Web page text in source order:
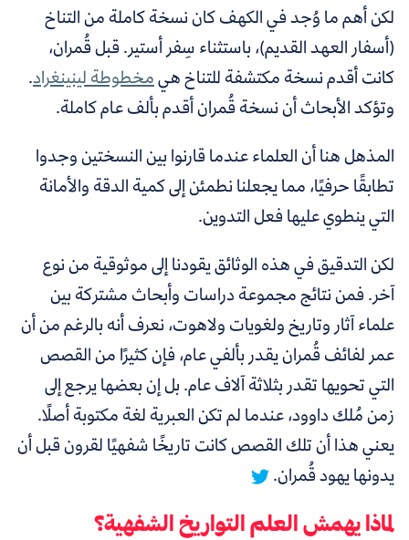
لكن أهم ما وُجد في الكهف كان نسخة كاملة من التناخ
(أسفار العهد القديم)، باستثناء سِفر أستير. قبل قُمران،
كانت أقدم نسخة مكتشفة للتناخ هيمخطوطة لينينغراد.
وتؤكد الأبحاث أن نسخة قُمران أقدم بألف عام كاملة.
المذهل هنا أن العلماء عندما قارنوا بين النسختين وجدوا
تطابقًا حرفيًا، مما يجعلنا نطمئن إلى كمية الدقة والأمانة
التي ينطوي عليها فعل التدوين.
لكن التدقيق في هذه الوثائق يقودنا إلى موثوقية من نوع
آخر. فمن نتائج مجموعة دراسات وأبحاث مشتركة بين
علماء آثار وتاريخ ولغويات ولاهوت، نعرف أنه بالرغم من أن
عمر لفائف قُمران يقدر بألفي عام، فإن كثيرًا من القصص
التي تحويها تقدر بثلاثة آلاف عام. بل إن بعضها يرجع إلى
زمن مُلك داوود، عندما لم تكن العبرية لغة مكتوبة أصلًا.
يعني هذا أن تلك القصص كانت تاريخًا شفهيًا لقرون قبل أن
يدونها يهود قُمران.
لماذا يهمش العلم التواريخ الشفهية؟